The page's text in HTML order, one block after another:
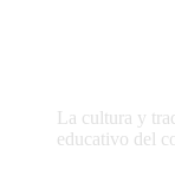
La cultura y
educativo del